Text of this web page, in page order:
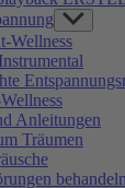
Show
sub
menu
Wellness
Anleitungen
Träumen
behandeln